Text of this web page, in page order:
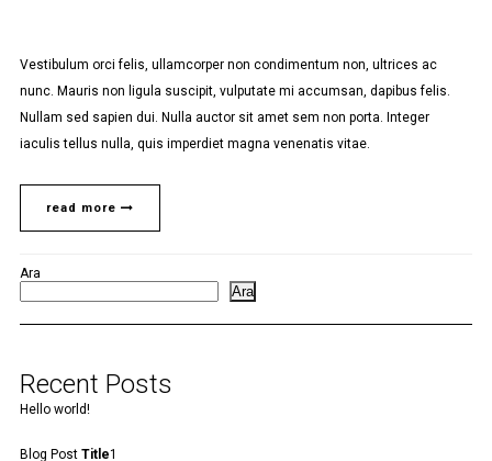
Vestibulum orci felis, ullamcorper non condimentum non, ultrices ac
nunc. Mauris non ligula suscipit, vulputate mi accumsan, dapibus felis.
Nullam sed sapien dui. Nulla auctor sit amet sem non porta. Integer
iaculis tellus nulla, quis imperdiet magna venenatis vitae.
read more
Ara
Ara
Recent Posts
Hello world!
Blog Post Title1